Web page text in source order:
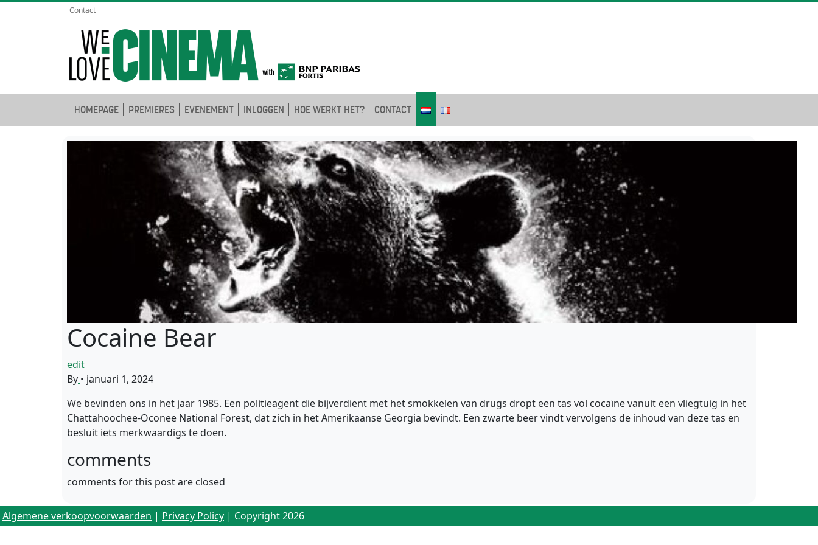
Contact
HOMEPAGE PREMIERES EVENEMENT INLOGGEN HOE WERKT HET? CONTACT
Cocaine Bear
edit
By • januari 1, 2024
We bevinden ons in het jaar 1985. Een politieagent die bijverdient met het smokkelen van drugs dropt een tas vol cocaïne vanuit een vliegtuig in het
Chattahoochee-Oconee National Forest, dat zich in het Amerikaanse Georgia bevindt. Een zwarte beer vindt vervolgens de inhoud van deze tas en
besluit iets merkwaardigs te doen.
comments
comments for this post are closed
Algemene verkoopvoorwaarden | Privacy Policy | Copyright 2026